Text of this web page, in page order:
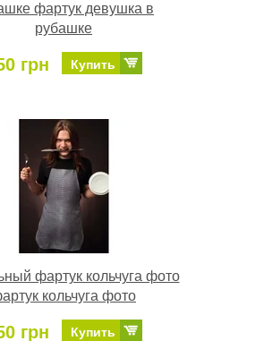
фартук девушка в
рубашке
грн Купить
фартук кольчуга фото
кольчуга фото
грн Купить